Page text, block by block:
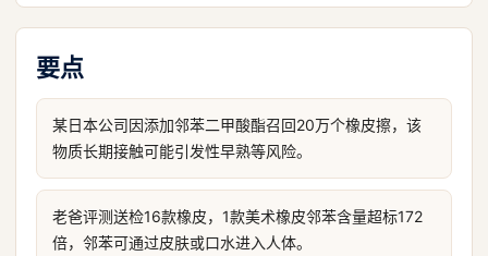
要点
某日本公司因添加邻苯二甲酸酯召回20万个橡皮擦，该
物质长期接触可能引发性早熟等风险。
老爸评测送检16款橡皮，1款美术橡皮邻苯含量超标172
倍，邻苯可通过皮肤或口水进入人体。